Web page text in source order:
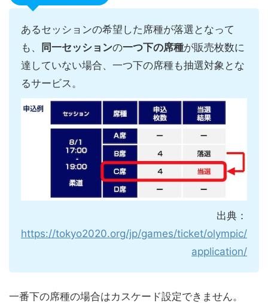
あるセッションの希望した席種が落選となって
も、 同一セッションの一つ下の席種が販売枚数に
達していない場合、一つ下の席種も抽選対象とな
るサービス。
出典：
https://tokyo2020.org/jp/games/ticket/olympic/
application/
一番下の席種の場合はカスケード設定できません。